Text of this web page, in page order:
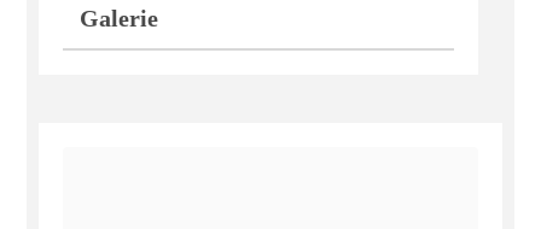
Galerie